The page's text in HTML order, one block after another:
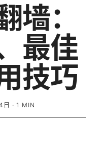
墙：
最佳
技巧
日 · 1 MIN